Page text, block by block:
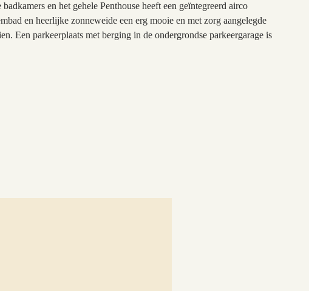
en het gehele Penthouse heeft een geïntegreerd airco
en heerlijke zonneweide een erg mooie en met zorg aangelegde
Een parkeerplaats met berging in de ondergrondse parkeergarage is